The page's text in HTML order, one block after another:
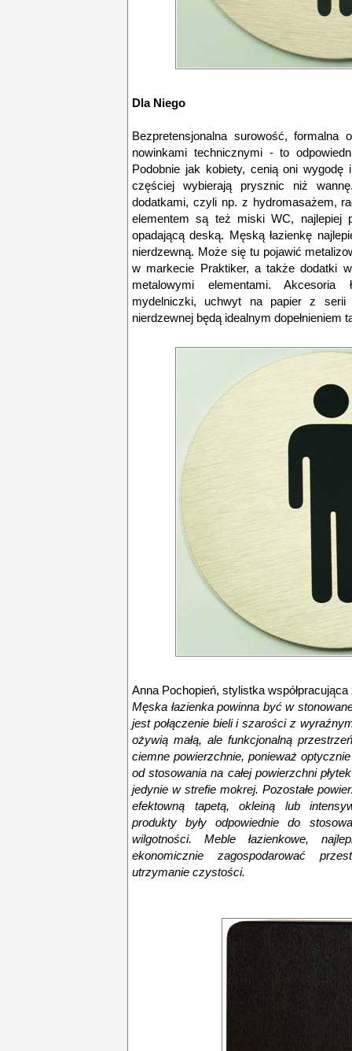
Dla Niego
Bezpretensjonalna surowość, formalna
nowinkami technicznymi - to
Podobnie jak kobiety, cenią oni
częściej wybierają prysznic niż
dodatkami, czyli np. z hydromasażem,
elementem są też miski WC, najlepiej
opadającą deską. Męską łazienkę
nierdzewną. Może się tu pojawić
w markecie Praktiker, a także dodatki
metalowymi elementami.
mydelniczki, uchwyt na papier z
nierdzewnej będą idealnym dopełnieniem
Anna Pochopień, stylistka
Męska łazienka powinna być w
jest połączenie bieli i szarości z
ożywią małą, ale funkcjonalną
ciemne powierzchnie, ponieważ
od stosowania na całej powierzchni
jedynie w strefie mokrej. Pozostałe
efektowną tapetą, okleiną lub
produkty były odpowiednie do
wilgotności. Meble łazienkowe,
ekonomicznie zagospodarować
utrzymanie czystości.